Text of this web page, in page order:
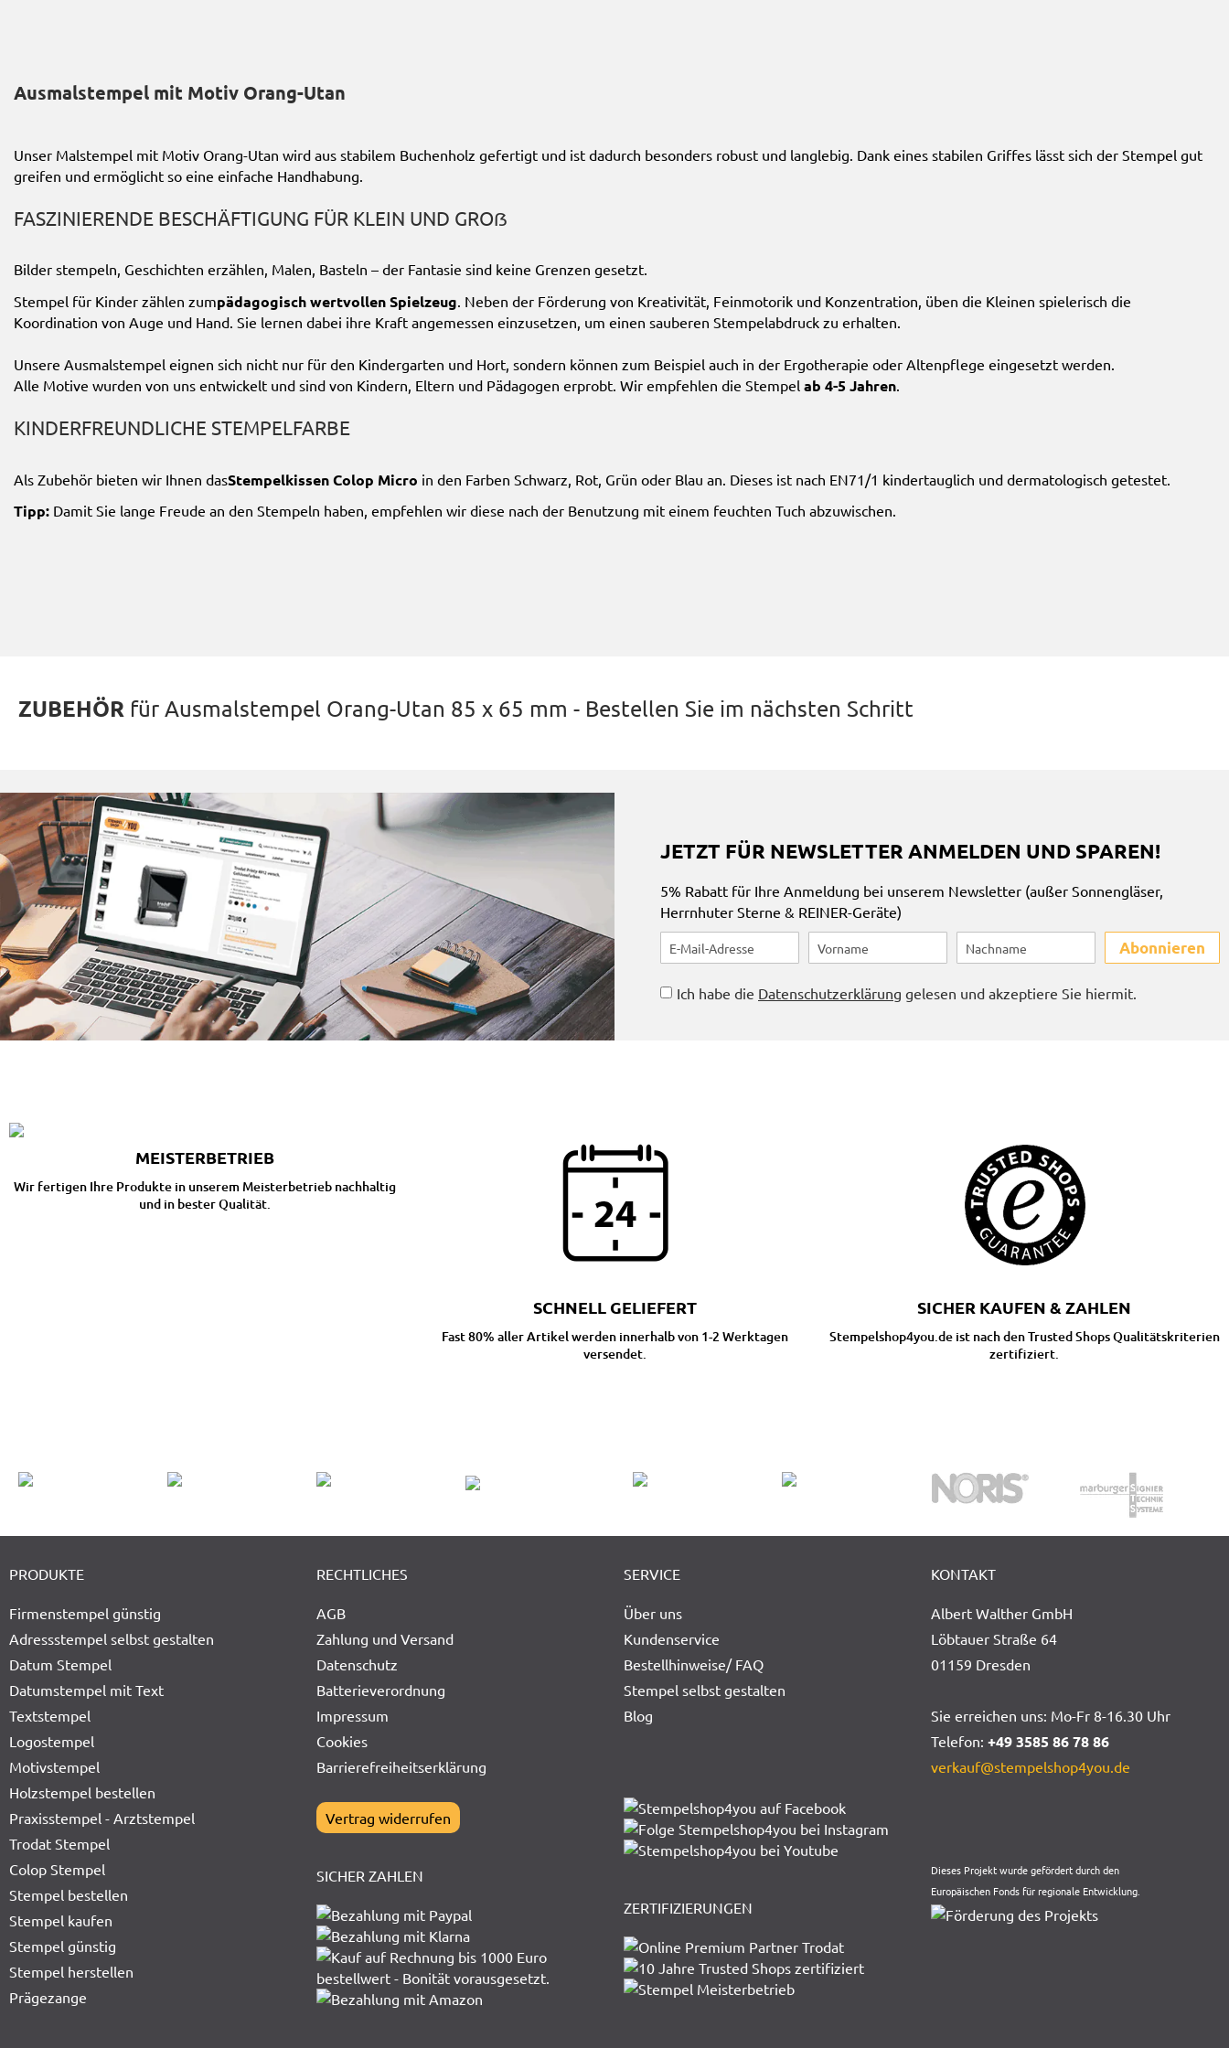
Ausmalstempel mit Motiv Orang-Utan
Unser Malstempel mit Motiv Orang-Utan wird aus stabilem Buchenholz gefertigt und ist dadurch besonders robust und langlebig. Dank eines stabilen Griffes lässt sich der Stempel gut
greifen und ermöglicht so eine einfache Handhabung.
FASZINIERENDE BESCHÄFTIGUNG FÜR KLEIN UND GROẞ
Bilder stempeln, Geschichten erzählen, Malen, Basteln – der Fantasie sind keine Grenzen gesetzt.
Stempel für Kinder zählen zumpädagogisch wertvollen Spielzeug. Neben der Förderung von Kreativität, Feinmotorik und Konzentration, üben die Kleinen spielerisch die
Koordination von Auge und Hand. Sie lernen dabei ihre Kraft angemessen einzusetzen, um einen sauberen Stempelabdruck zu erhalten.
Unsere Ausmalstempel eignen sich nicht nur für den Kindergarten und Hort, sondern können zum Beispiel auch in der Ergotherapie oder Altenpflege eingesetzt werden.
Alle Motive wurden von uns entwickelt und sind von Kindern, Eltern und Pädagogen erprobt. Wir empfehlen die Stempel ab 4-5 Jahren.
KINDERFREUNDLICHE STEMPELFARBE
Als Zubehör bieten wir Ihnen dasStempelkissen Colop Micro in den Farben Schwarz, Rot, Grün oder Blau an. Dieses ist nach EN71/1 kindertauglich und dermatologisch getestet.
Tipp: Damit Sie lange Freude an den Stempeln haben, empfehlen wir diese nach der Benutzung mit einem feuchten Tuch abzuwischen.
ZUBEHÖR für Ausmalstempel Orang-Utan 85 x 65 mm - Bestellen Sie im nächsten Schritt
JETZT FÜR NEWSLETTER ANMELDEN UND SPAREN!
5% Rabatt für Ihre Anmeldung bei unserem Newsletter (außer Sonnengläser,
Herrnhuter Sterne & REINER-Geräte)
Abonnieren
Ich habe die Datenschutzerklärung gelesen und akzeptiere Sie hiermit.
MEISTERBETRIEB
Wir fertigen Ihre Produkte in unserem Meisterbetrieb nachhaltig
und in bester Qualität.
SCHNELL GELIEFERT
Fast 80% aller Artikel werden innerhalb von 1-2 Werktagen
versendet.
SICHER KAUFEN & ZAHLEN
Stempelshop4you.de ist nach den Trusted Shops Qualitätskriterien
zertifiziert.
PRODUKTE
Firmenstempel günstig
Adressstempel selbst gestalten
Datum Stempel
Datumstempel mit Text
Textstempel
Logostempel
Motivstempel
Holzstempel bestellen
Praxisstempel - Arztstempel
Trodat Stempel
Colop Stempel
Stempel bestellen
Stempel kaufen
Stempel günstig
Stempel herstellen
Prägezange
RECHTLICHES
AGB
Zahlung und Versand
Datenschutz
Batterieverordnung
Impressum
Cookies
Barrierefreiheitserklärung
Vertrag widerrufen
SICHER ZAHLEN
SERVICE
Über uns
Kundenservice
Bestellhinweise/ FAQ
Stempel selbst gestalten
Blog
ZERTIFIZIERUNGEN
KONTAKT
Albert Walther GmbH
Löbtauer Straße 64
01159 Dresden
Sie erreichen uns: Mo-Fr 8-16.30 Uhr
Telefon: +49 3585 86 78 86
verkauf@stempelshop4you.de
Dieses Projekt wurde gefördert durch den
Europäischen Fonds für regionale Entwicklung.